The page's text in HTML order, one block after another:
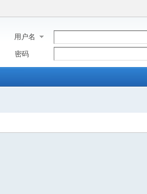
用户名
密码